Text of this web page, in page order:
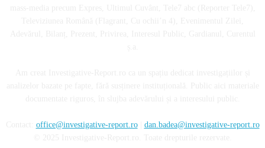
office@investigative-report.ro| dan.badea@investigative-report.ro